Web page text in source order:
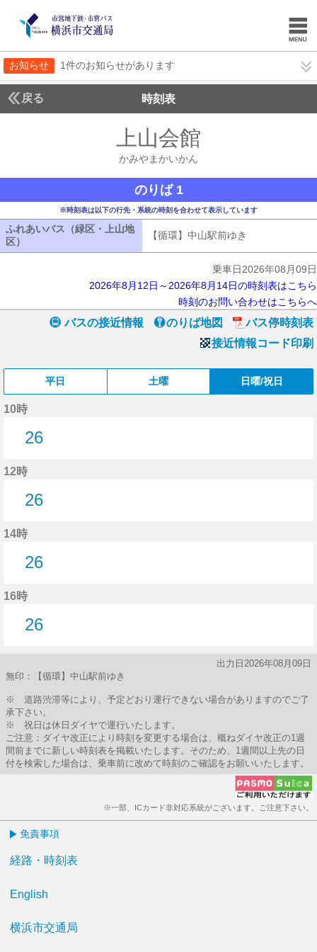
お知らせ 1件のお知らせがあります
戻る 時刻表
上山会館
かみやまかいかん
のりば 1
※時刻表は以下の行先・系統の時刻を合わせて表示しています
ふれあいバス（緑区・上山地
区）
ふれあいバス（緑区・上山地区）
【循環】中山駅前ゆき
乗車日2026年08月09日
2026年8月12日～2026年8月14日の時刻表はこちら
時刻のお問い合わせはこちらへ
バスの接近情報 のりば地図
バス停時刻表
接近情報コード印刷
平日 土曜 日曜/祝日
10時
26
12時
26
14時
26
16時
26
出力日2026年08月09日
無印：【循環】中山駅前ゆき
※ 道路渋滞等により、予定どおり運行できない場合がありますのでご了
承下さい。
※ 祝日は休日ダイヤで運行いたします。
ご注意：ダイヤ改正により時刻を変更する場合は、概ねダイヤ改正の1週
間前までに新しい時刻表を掲載いたします。そのため、1週間以上先の日
付を検索した場合は、乗車前に改めて時刻のご確認をお願いいたします。
※一部、ICカード非対応系統がございます。ご注意下さい。
免責事項
経路・時刻表
English
横浜市交通局